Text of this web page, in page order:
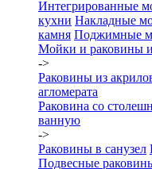
Интегрированные
кухни Накладные
камня Поджимные
Мойки и раковины
->
Раковины из
агломерата
Раковина со
ванную
->
Раковины в санузел
Подвесные